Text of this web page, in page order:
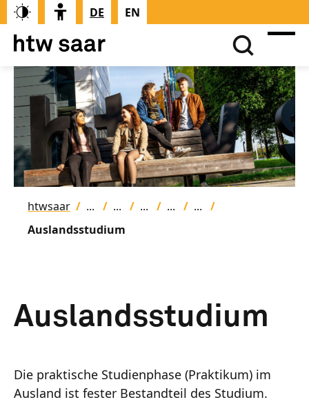
DE EN
htwsaar
Auslandsstudium
Auslandsstudium
Die praktische Studienphase (Praktikum) im
Ausland ist fester Bestandteil des Studium.